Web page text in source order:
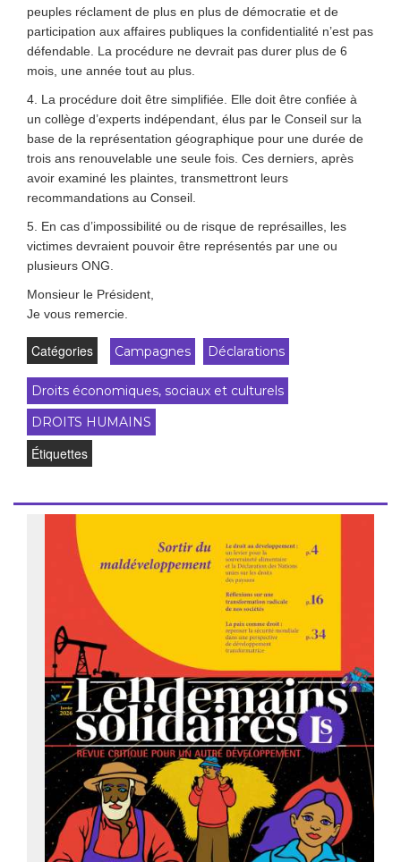
peuples réclament de plus en plus de démocratie et de
participation aux affaires publiques la confidentialité n’est pas
défendable. La procédure ne devrait pas durer plus de 6
mois, une année tout au plus.
4. La procédure doit être simplifiée. Elle doit être confiée à
un collège d’experts indépendant, élus par le Conseil sur la
base de la représentation géographique pour une durée de
trois ans renouvelable une seule fois. Ces derniers, après
avoir examiné les plaintes, transmettront leurs
recommandations au Conseil.
5. En cas d’impossibilité ou de risque de représailles, les
victimes devraient pouvoir être représentés par une ou
plusieurs ONG.
Monsieur le Président,
Je vous remercie.
Catégories Campagnes Déclarations
Droits économiques, sociaux et culturels
DROITS HUMAINS
Étiquettes